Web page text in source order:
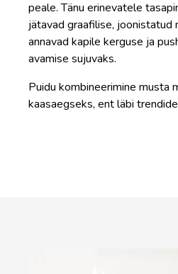
peale. Tänu erinevatele
jätavad graafilise,
annavad kapile kerguse ja
avamise sujuvaks.
Puidu kombineerimine musta
kaasaegseks, ent läbi